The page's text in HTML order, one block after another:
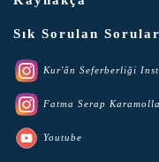
Sık Sorulan Sorular
Kur'ân Seferberliği
Fatma Serap
Youtube